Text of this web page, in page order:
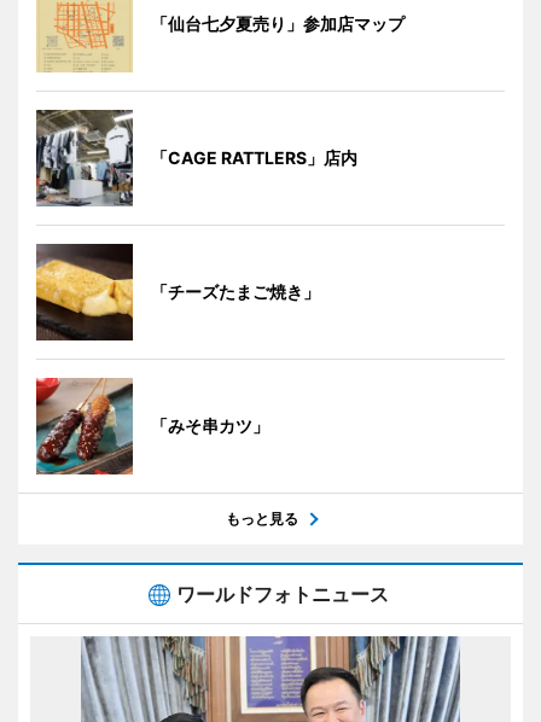
「仙台七夕夏売り」参加店マップ
「CAGE RATTLERS」店内
「チーズたまご焼き」
「みそ串カツ」
もっと見る
ワールドフォトニュース